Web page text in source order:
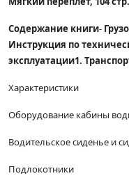
Содержание книги-
Инструкция по
эксплуатации1.
Характеристики
Оборудование кабины
Водительское сиденье и
Подлокотники